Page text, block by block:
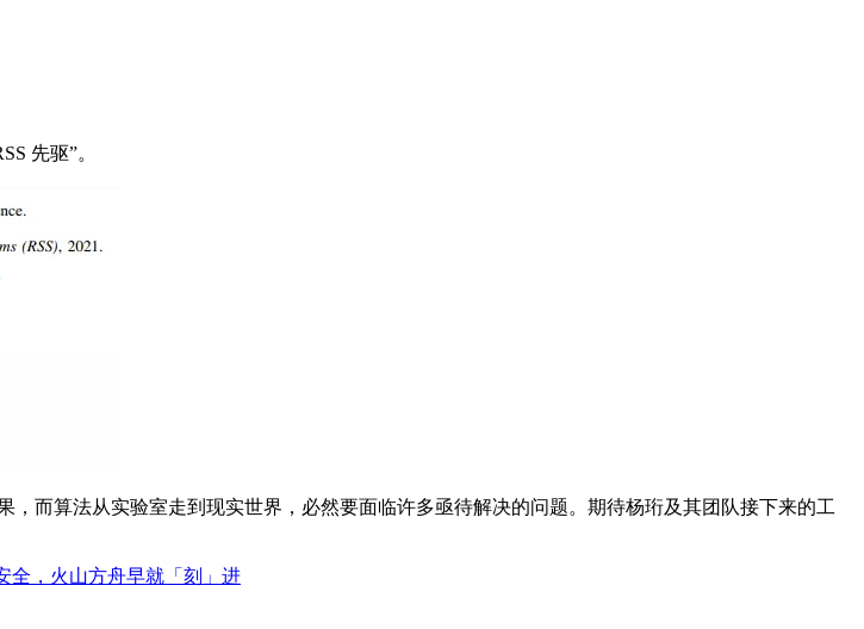
先驱”。
算法从实验室走到现实世界，必然要面临许多亟待解决的问题。期待杨珩及其团队接下来的工
全，火山方舟早就「刻」进